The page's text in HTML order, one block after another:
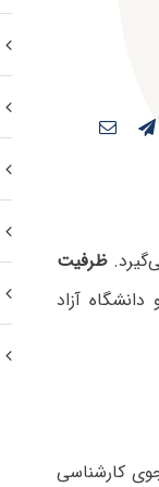
ظرفیت
آزاد
کارشناسی